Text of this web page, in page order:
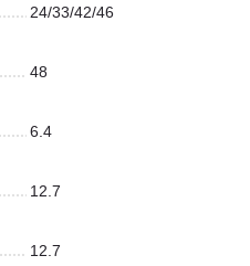
24/33/42/46
48
6.4
12.7
12.7